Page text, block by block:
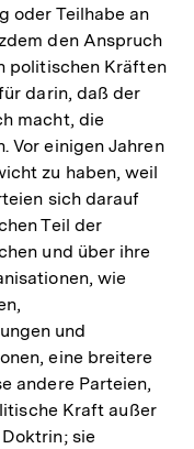
oder Teilhabe an
den Anspruch
politischen Kräften
darin, daß der
macht, die
Vor einigen Jahren
zu haben, weil
sich darauf
Teil der
und über ihre
wie
und
eine breitere
andere Parteien,
Kraft außer
sie